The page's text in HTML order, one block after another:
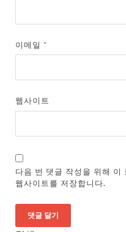
이메일 *
웹사이트
다음 번 댓글 작성을 위해 이
웹사이트를 저장합니다.